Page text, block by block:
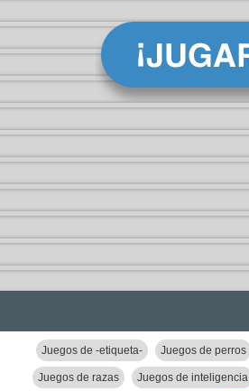
Juegos de -etiqueta- Juegos de perros
Juegos de razas Juegos de inteligencia